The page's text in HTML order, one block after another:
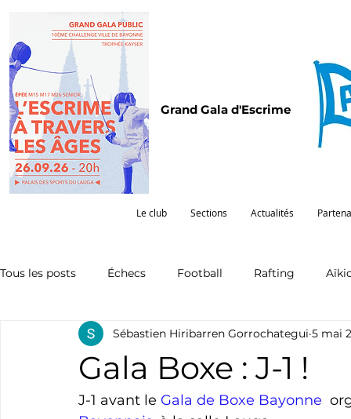
Grand Gala d'Escrime
Le club Sections Actualités
Tous les posts Échecs Football Rafting
Omnisports Partenariat Pelote Pentathlon
Natation Tennis Triathlon
Gala Boxe : J-1 !
Sébastien Hiribarren Gorrochategui 5 mai
J-1 avant le Gala de Boxe Bayonne